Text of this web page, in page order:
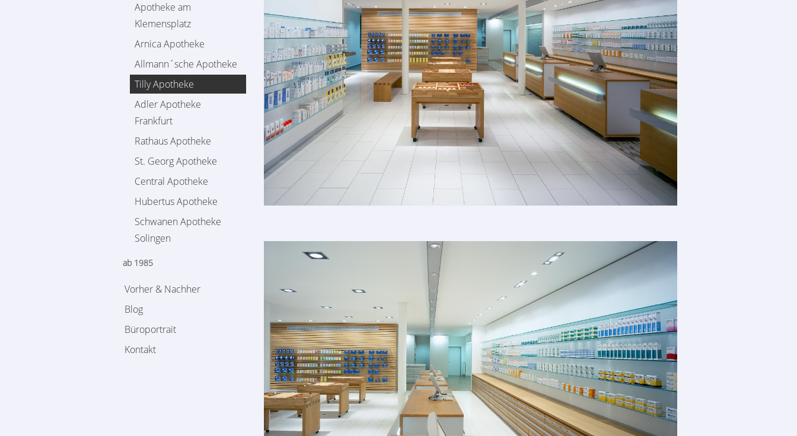
Apotheke am
Klemensplatz
Arnica Apotheke
Allmann´sche Apotheke
Tilly Apotheke
Adler Apotheke
Frankfurt
Rathaus Apotheke
St. Georg Apotheke
Central Apotheke
Hubertus Apotheke
Schwanen Apotheke
Solingen
ab 1985
Vorher & Nachher
Blog
Büroportrait
Kontakt